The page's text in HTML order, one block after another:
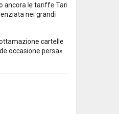
ancora le tariffe Tari
nei grandi
cartelle
occasione persa»